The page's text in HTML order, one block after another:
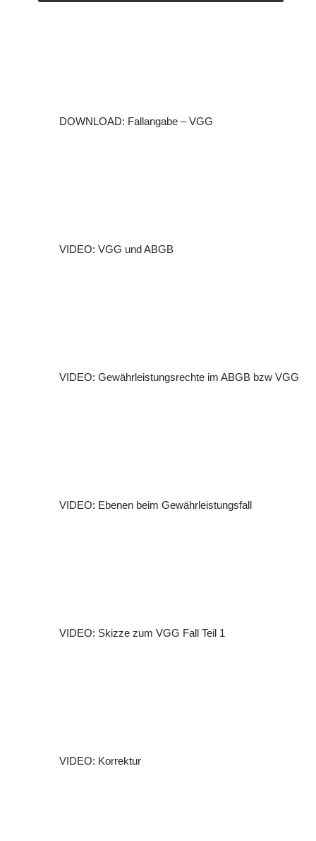
DOWNLOAD: Fallangabe – VGG
VIDEO: VGG und ABGB
VIDEO: Gewährleistungsrechte im ABGB bzw VGG
VIDEO: Ebenen beim Gewährleistungsfall
VIDEO: Skizze zum VGG Fall Teil 1
VIDEO: Korrektur